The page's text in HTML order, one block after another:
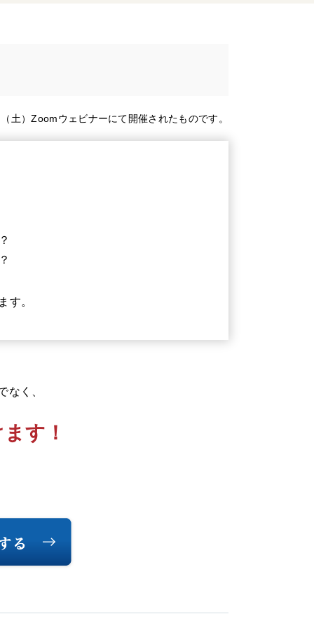
土）Zoomウェビナーにて開催されたものです。
す。
なく、
す！